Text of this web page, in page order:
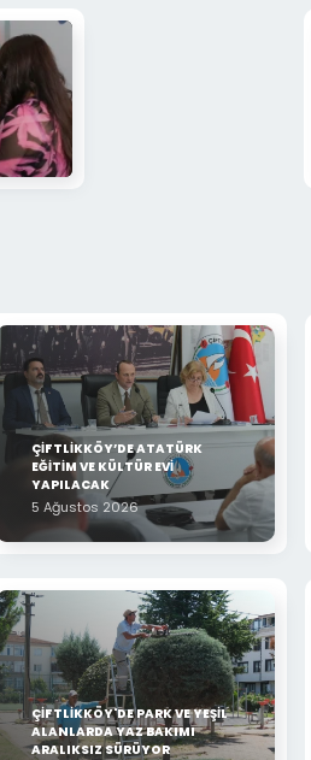
ÇİFTLİKKÖY’DE ATATÜRK
EĞİTİM VE KÜLTÜR EVİ
YAPILACAK
5 Ağustos 2026
ÇİFTLİKKÖY'DE PARK VE YEŞİL
ALANLARDA YAZ BAKIMI
ARALIKSIZ SÜRÜYOR